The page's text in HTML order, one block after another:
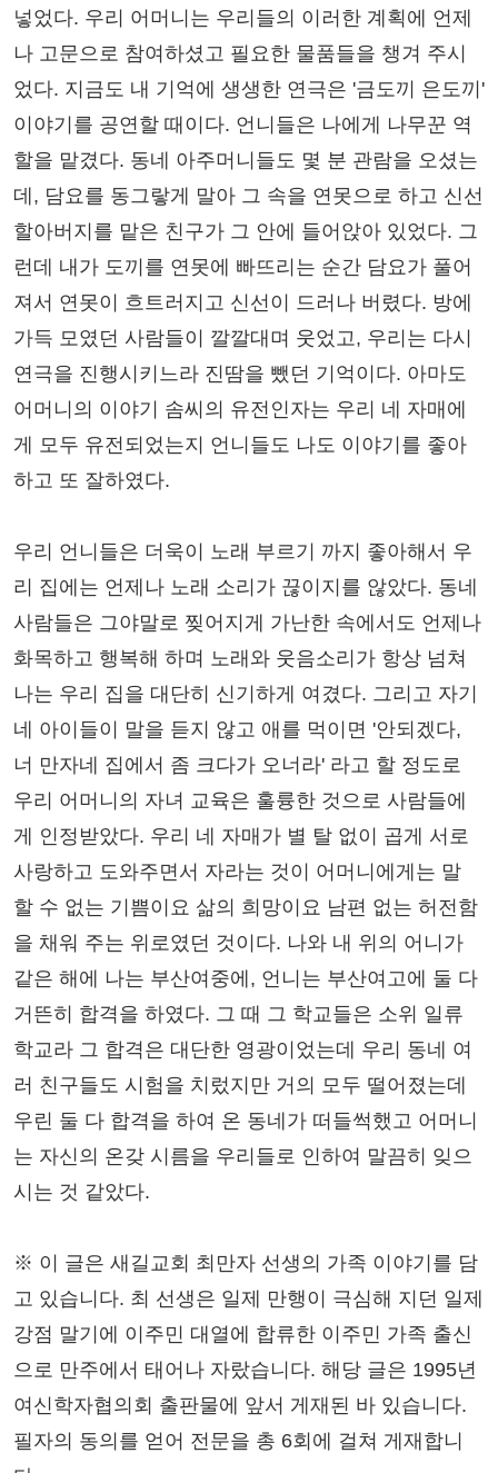
넣었다. 우리 어머니는 우리들의 이러한 계획에 언제
나 고문으로 참여하셨고 필요한 물품들을 챙겨 주시
었다. 지금도 내 기억에 생생한 연극은 '금도끼 은도끼'
이야기를 공연할 때이다. 언니들은 나에게 나무꾼 역
할을 맡겼다. 동네 아주머니들도 몇 분 관람을 오셨는
데, 담요를 동그랗게 말아 그 속을 연못으로 하고 신선
할아버지를 맡은 친구가 그 안에 들어앉아 있었다. 그
런데 내가 도끼를 연못에 빠뜨리는 순간 담요가 풀어
져서 연못이 흐트러지고 신선이 드러나 버렸다. 방에
가득 모였던 사람들이 깔깔대며 웃었고, 우리는 다시
연극을 진행시키느라 진땀을 뺐던 기억이다. 아마도
어머니의 이야기 솜씨의 유전인자는 우리 네 자매에
게 모두 유전되었는지 언니들도 나도 이야기를 좋아
하고 또 잘하였다.
우리 언니들은 더욱이 노래 부르기 까지 좋아해서 우
리 집에는 언제나 노래 소리가 끊이지를 않았다. 동네
사람들은 그야말로 찢어지게 가난한 속에서도 언제나
화목하고 행복해 하며 노래와 웃음소리가 항상 넘쳐
나는 우리 집을 대단히 신기하게 여겼다. 그리고 자기
네 아이들이 말을 듣지 않고 애를 먹이면 '안되겠다,
너 만자네 집에서 좀 크다가 오너라' 라고 할 정도로
우리 어머니의 자녀 교육은 훌륭한 것으로 사람들에
게 인정받았다. 우리 네 자매가 별 탈 없이 곱게 서로
사랑하고 도와주면서 자라는 것이 어머니에게는 말
할 수 없는 기쁨이요 삶의 희망이요 남편 없는 허전함
을 채워 주는 위로였던 것이다. 나와 내 위의 어니가
같은 해에 나는 부산여중에, 언니는 부산여고에 둘 다
거뜬히 합격을 하였다. 그 때 그 학교들은 소위 일류
학교라 그 합격은 대단한 영광이었는데 우리 동네 여
러 친구들도 시험을 치렀지만 거의 모두 떨어졌는데
우린 둘 다 합격을 하여 온 동네가 떠들썩했고 어머니
는 자신의 온갖 시름을 우리들로 인하여 말끔히 잊으
시는 것 같았다.
※ 이 글은 새길교회 최만자 선생의 가족 이야기를 담
고 있습니다. 최 선생은 일제 만행이 극심해 지던 일제
강점 말기에 이주민 대열에 합류한 이주민 가족 출신
으로 만주에서 태어나 자랐습니다. 해당 글은 1995년
여신학자협의회 출판물에 앞서 게재된 바 있습니다.
필자의 동의를 얻어 전문을 총 6회에 걸쳐 게재합니